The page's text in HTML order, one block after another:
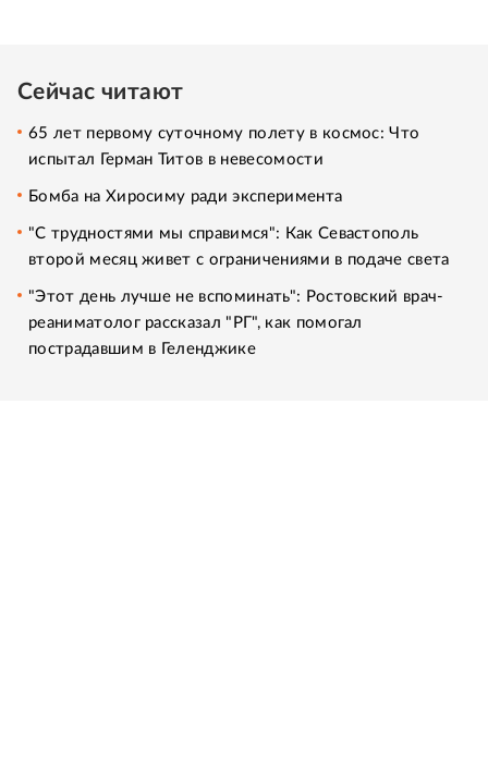
Сейчас читают
65 лет первому суточному полету в космос: Что
испытал Герман Титов в невесомости
Бомба на Хиросиму ради эксперимента
"С трудностями мы справимся": Как Севастополь
второй месяц живет с ограничениями в подаче света
"Этот день лучше не вспоминать": Ростовский врач-
реаниматолог рассказал "РГ", как помогал
пострадавшим в Геленджике